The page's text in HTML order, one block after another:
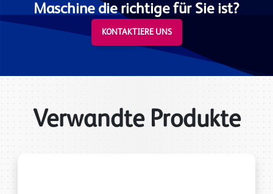
Maschine die richtige für Sie ist?
KONTAKTIERE UNS
Verwandte Produkte